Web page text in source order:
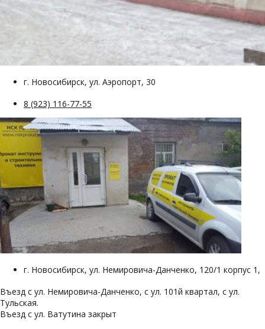
г. Новосибирск, ул. Аэропорт, 30
8 (923) 116-77-55
г. Новосибирск, ул. Немировича-Данченко, 120/1 корпус 1,
Въезд с ул. Немировича-Данченко, с ул. 101й квартал, с ул.
Тульская.
Въезд с ул. Ватутина закрыт